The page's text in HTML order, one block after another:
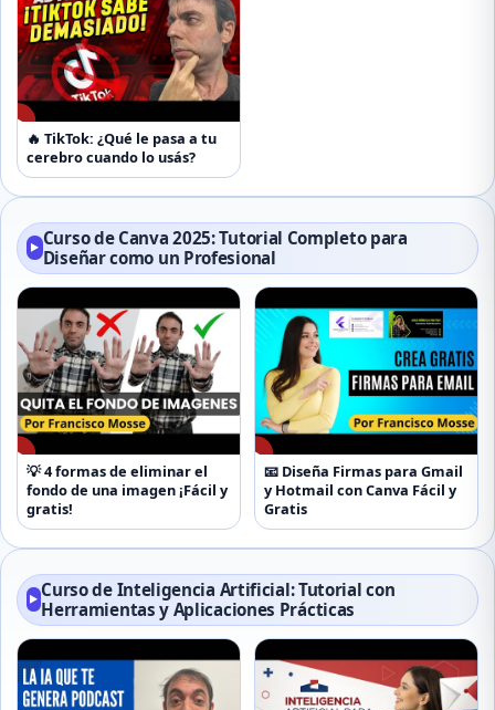
▶
🔥 TikTok: ¿Qué le pasa a tu
cerebro cuando lo usás?
▶ Curso de Canva 2025: Tutorial Completo para
Diseñar como un Profesional
▶
💡 4 formas de eliminar el
fondo de una imagen ¡Fácil y
gratis!
▶
📧 Diseña Firmas para Gmail
y Hotmail con Canva Fácil y
Gratis
▶ Curso de Inteligencia Artificial: Tutorial con
Herramientas y Aplicaciones Prácticas